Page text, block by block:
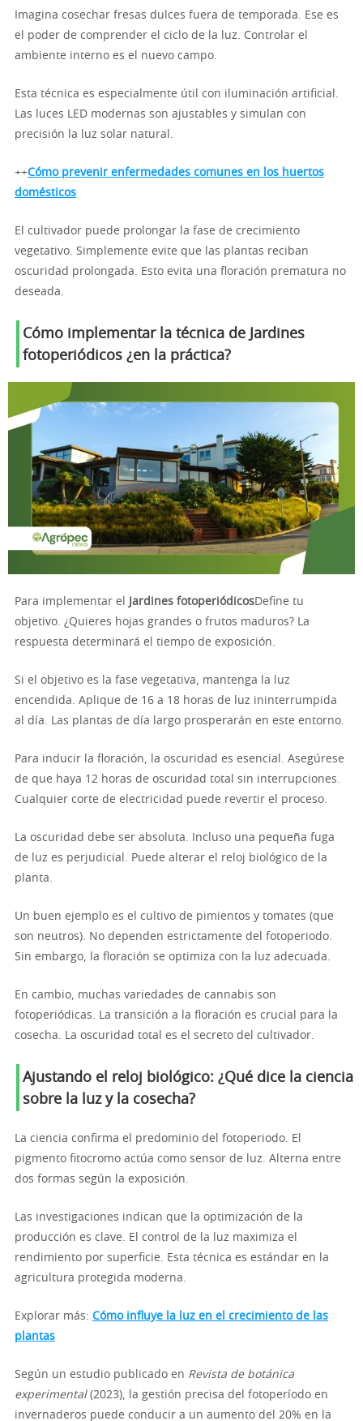
Imagina cosechar fresas dulces fuera de temporada. Ese es
el poder de comprender el ciclo de la luz. Controlar el
ambiente interno es el nuevo campo.
Esta técnica es especialmente útil con iluminación artificial.
Las luces LED modernas son ajustables y simulan con
precisión la luz solar natural.
++Cómo prevenir enfermedades comunes en los huertos
domésticos
El cultivador puede prolongar la fase de crecimiento
vegetativo. Simplemente evite que las plantas reciban
oscuridad prolongada. Esto evita una floración prematura no
deseada.
Cómo implementar la técnica de Jardines
fotoperiódicos ¿en la práctica?
Para implementar el Jardines fotoperiódicosDefine tu
objetivo. ¿Quieres hojas grandes o frutos maduros? La
respuesta determinará el tiempo de exposición.
Si el objetivo es la fase vegetativa, mantenga la luz
encendida. Aplique de 16 a 18 horas de luz ininterrumpida
al día. Las plantas de día largo prosperarán en este entorno.
Para inducir la floración, la oscuridad es esencial. Asegúrese
de que haya 12 horas de oscuridad total sin interrupciones.
Cualquier corte de electricidad puede revertir el proceso.
La oscuridad debe ser absoluta. Incluso una pequeña fuga
de luz es perjudicial. Puede alterar el reloj biológico de la
planta.
Un buen ejemplo es el cultivo de pimientos y tomates (que
son neutros). No dependen estrictamente del fotoperiodo.
Sin embargo, la floración se optimiza con la luz adecuada.
En cambio, muchas variedades de cannabis son
fotoperiódicas. La transición a la floración es crucial para la
cosecha. La oscuridad total es el secreto del cultivador.
Ajustando el reloj biológico: ¿Qué dice la ciencia
sobre la luz y la cosecha?
La ciencia confirma el predominio del fotoperiodo. El
pigmento fitocromo actúa como sensor de luz. Alterna entre
dos formas según la exposición.
Las investigaciones indican que la optimización de la
producción es clave. El control de la luz maximiza el
rendimiento por superficie. Esta técnica es estándar en la
agricultura protegida moderna.
Explorar más: Cómo influye la luz en el crecimiento de las
plantas
Según un estudio publicado en Revista de botánica
experimental(2023), la gestión precisa del fotoperíodo en
invernaderos puede conducir a un aumento del 20% en la